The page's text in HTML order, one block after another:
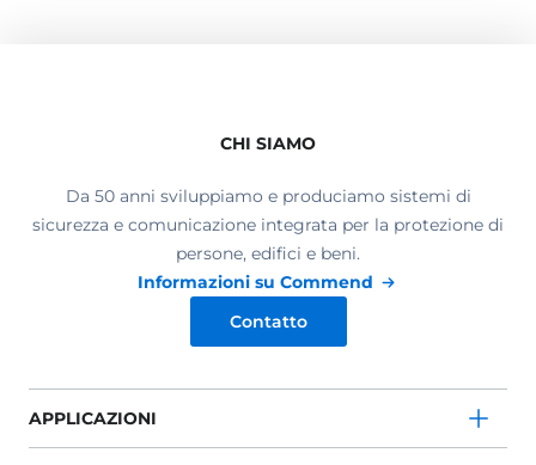
CHI SIAMO
Da 50 anni sviluppiamo e produciamo sistemi di
sicurezza e comunicazione integrata per la protezione di
persone, edifici e beni.
Informazioni su Commend
Contatto
APPLICAZIONI